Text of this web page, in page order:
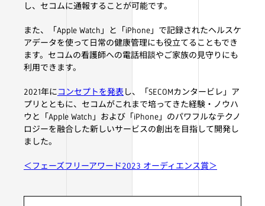
し、セコムに通報することが可能です。
また、「Apple Watch」と「iPhone」で記録されたヘルスケ
アデータを使って日常の健康管理にも役立てることもでき
ます。セコムの看護師への電話相談やご家族の見守りにも
利用できます。
2021年にコンセプトを発表 し、「SECOMカンタービレ」ア
プリとともに、セコムがこれまで培ってきた経験・ノウハ
ウと「Apple Watch」および「iPhone」のパワフルなテクノ
ロジーを融合した新しいサービスの創出を目指して開発し
ました。
＜フェーズフリーアワード2023 オーディエンス賞＞